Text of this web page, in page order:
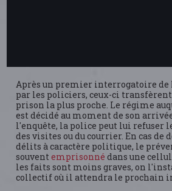
Après un premier interrogatoire de
par les policiers, ceux-ci
prison la plus proche. Le régime
est décidé au moment de son
l'enquête, la police peut lui refuser
des visites ou du courrier. En cas de
délits à caractère politique, le
souventemprisonné dans une
les faits sont moins graves, on
collectif où il attendra le prochain